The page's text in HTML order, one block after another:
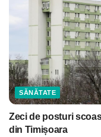
SĂNĂTATE
Zeci de posturi
din Timișoara